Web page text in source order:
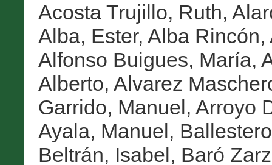
Acosta Trujillo, Ruth,
Alba, Ester, Alba Rincón,
Alfonso Buigues, María,
Alberto, Alvarez
Garrido, Manuel, Arroyo
Ayala, Manuel,
Beltrán, Isabel, Baró